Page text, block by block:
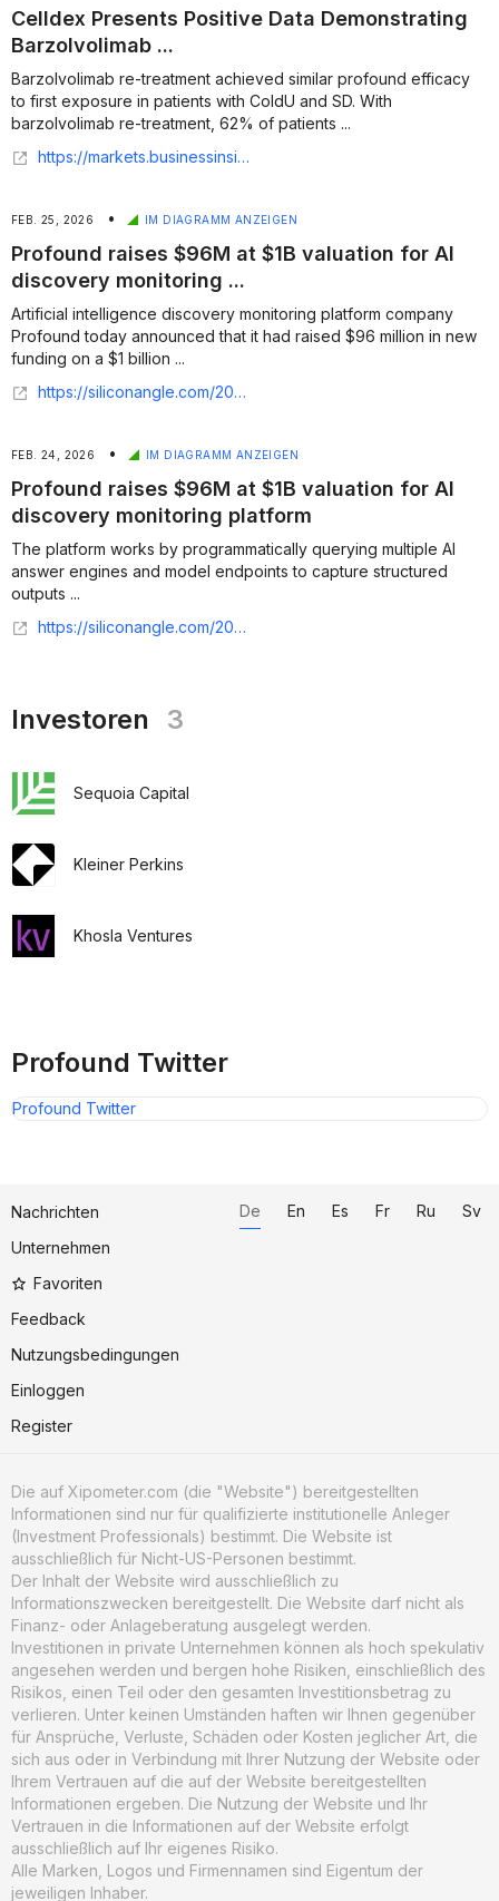
Celldex Presents Positive Data Demonstrating
Barzolvolimab ...
Barzolvolimab re-treatment achieved similar profound efficacy
to first exposure in patients with ColdU and SD. With
barzolvolimab re-treatment, 62% of patients ...
https://markets.businessinsider.com/news/stocks/celldex-presents-positive-data-demonstrating-barzolvolimab-retreatment-achieves-similar-profound-efficacy-to-first-exposure-in-patients-with-cold-urticaria-coldu-and-symptomatic-dermographism-1035882409
FEB. 25, 2026 • IM DIAGRAMM ANZEIGEN
Profound raises $96M at $1B valuation for AI
discovery monitoring ...
Artificial intelligence discovery monitoring platform company
Profound today announced that it had raised $96 million in new
funding on a $1 billion ...
https://siliconangle.com/2026/02/24/profound-raises-96m-1b-valuation-ai-discovery-monitoring-platform/
FEB. 24, 2026 • IM DIAGRAMM ANZEIGEN
Profound raises $96M at $1B valuation for AI
discovery monitoring platform
The platform works by programmatically querying multiple AI
answer engines and model endpoints to capture structured
outputs ...
https://siliconangle.com/2026/02/24/profound-raises-96m-1b-valuation-ai-discovery-monitoring-platform/
Investoren 3
Sequoia Capital
Kleiner Perkins
Khosla Ventures
Profound Twitter
Profound Twitter
Nachrichten
Unternehmen
Favoriten
Feedback
Nutzungsbedingungen
Einloggen
Register
De En Es Fr Ru Sv
Die auf Xipometer.com (die "Website") bereitgestellten
Informationen sind nur für qualifizierte institutionelle Anleger
(Investment Professionals) bestimmt. Die Website ist
ausschließlich für Nicht-US-Personen bestimmt.
Der Inhalt der Website wird ausschließlich zu
Informationszwecken bereitgestellt. Die Website darf nicht als
Finanz- oder Anlageberatung ausgelegt werden.
Investitionen in private Unternehmen können als hoch spekulativ
angesehen werden und bergen hohe Risiken, einschließlich des
Risikos, einen Teil oder den gesamten Investitionsbetrag zu
verlieren. Unter keinen Umständen haften wir Ihnen gegenüber
für Ansprüche, Verluste, Schäden oder Kosten jeglicher Art, die
sich aus oder in Verbindung mit Ihrer Nutzung der Website oder
Ihrem Vertrauen auf die auf der Website bereitgestellten
Informationen ergeben. Die Nutzung der Website und Ihr
Vertrauen in die Informationen auf der Website erfolgt
ausschließlich auf Ihr eigenes Risiko.
Alle Marken, Logos und Firmennamen sind Eigentum der
jeweiligen Inhaber.